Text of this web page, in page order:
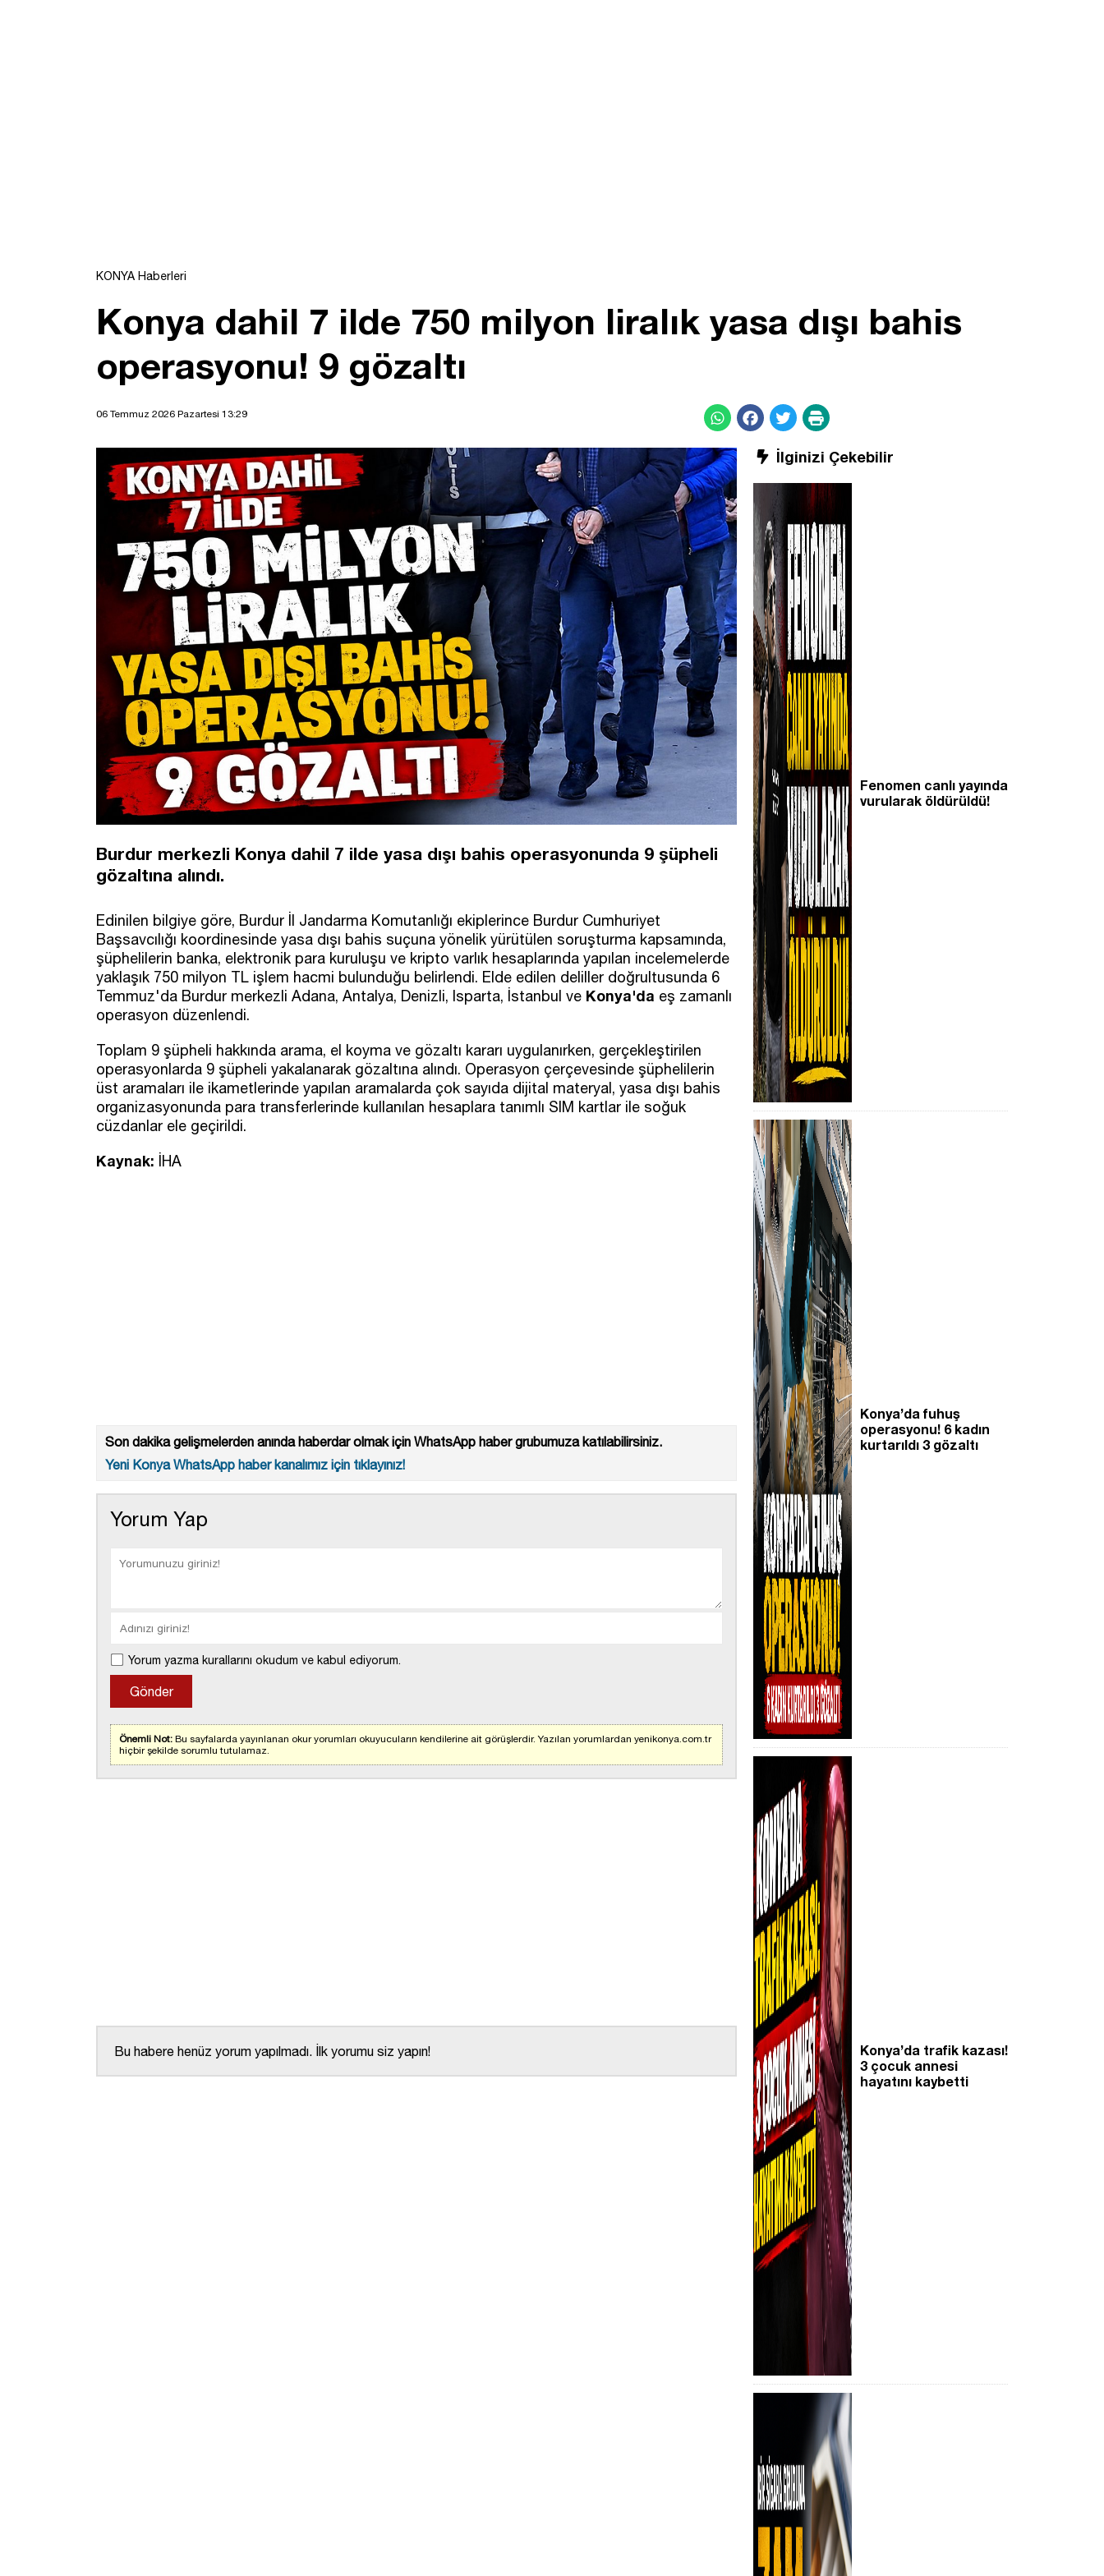
KONYA Haberleri
Konya dahil 7 ilde 750 milyon liralık yasa dışı bahis
operasyonu! 9 gözaltı
06 Temmuz 2026 Pazartesi 13:29
Burdur merkezli Konya dahil 7 ilde yasa dışı bahis operasyonunda 9 şüpheli
gözaltına alındı.
Edinilen bilgiye göre, Burdur İl Jandarma Komutanlığı ekiplerince Burdur Cumhuriyet
Başsavcılığı koordinesinde yasa dışı bahis suçuna yönelik yürütülen soruşturma kapsamında,
şüphelilerin banka, elektronik para kuruluşu ve kripto varlık hesaplarında yapılan incelemelerde
yaklaşık 750 milyon TL işlem hacmi bulunduğu belirlendi. Elde edilen deliller doğrultusunda 6
Temmuz'da Burdur merkezli Adana, Antalya, Denizli, Isparta, İstanbul ve Konya'da eş zamanlı
operasyon düzenlendi.
Toplam 9 şüpheli hakkında arama, el koyma ve gözaltı kararı uygulanırken, gerçekleştirilen
operasyonlarda 9 şüpheli yakalanarak gözaltına alındı. Operasyon çerçevesinde şüphelilerin
üst aramaları ile ikametlerinde yapılan aramalarda çok sayıda dijital materyal, yasa dışı bahis
organizasyonunda para transferlerinde kullanılan hesaplara tanımlı SIM kartlar ile soğuk
cüzdanlar ele geçirildi.
Kaynak: İHA
Son dakika gelişmelerden anında haberdar olmak için WhatsApp haber grubumuza katılabilirsiniz.
Yeni Konya WhatsApp haber kanalımız için tıklayınız!
Yorum Yap
Yorum yazma kurallarını okudum ve kabul ediyorum.
Önemli Not: Bu sayfalarda yayınlanan okur yorumları okuyucuların kendilerine ait görüşlerdir. Yazılan yorumlardan yenikonya.com.tr
hiçbir şekilde sorumlu tutulamaz.
Bu habere henüz yorum yapılmadı. İlk yorumu siz yapın!
İlginizi Çekebilir
Fenomen canlı yayında
vurularak öldürüldü!
Konya’da fuhuş
operasyonu! 6 kadın
kurtarıldı 3 gözaltı
Konya’da trafik kazası!
3 çocuk annesi
hayatını kaybetti